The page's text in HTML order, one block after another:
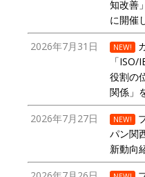
知改善
に開催
2026年7月31日
NEW!
「
役割の
関係」
2026年7月27日
NEW!
パン関
新動向